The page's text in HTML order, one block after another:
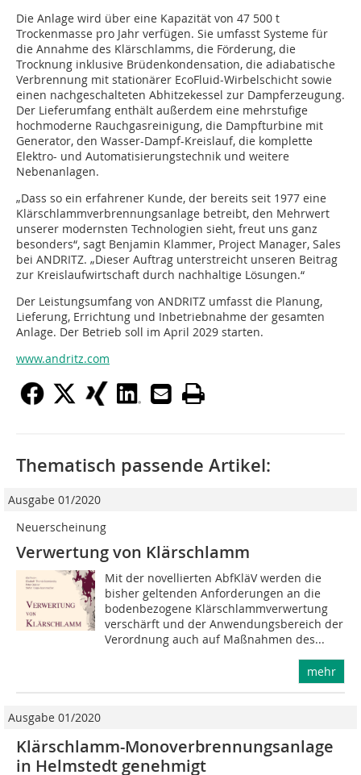
Die Anlage wird über eine Kapazität von 47 500 t
Trockenmasse pro Jahr verfügen. Sie umfasst Systeme für
die Annahme des Klärschlamms, die Förderung, die
Trocknung inklusive Brüdenkondensation, die adiabatische
Verbrennung mit stationärer EcoFluid-Wirbelschicht sowie
einen nachgeschalteten Abhitzekessel zur Dampferzeugung.
Der Lieferumfang enthält außerdem eine mehrstufige
hochmoderne Rauchgasreinigung, die Dampfturbine mit
Generator, den Wasser-Dampf-Kreislauf, die komplette
Elektro- und Automatisierungstechnik und weitere
Nebenanlagen.
„Dass so ein erfahrener Kunde, der bereits seit 1977 eine
Klärschlammverbrennungsanlage betreibt, den Mehrwert
unserer modernsten Technologien sieht, freut uns ganz
besonders“, sagt Benjamin Klammer, Project Manager, Sales
bei ANDRITZ. „Dieser Auftrag unterstreicht unseren Beitrag
zur Kreislaufwirtschaft durch nachhaltige Lösungen.“
Der Leistungsumfang von ANDRITZ umfasst die Planung,
Lieferung, Errichtung und Inbetriebnahme der gesamten
Anlage. Der Betrieb soll im April 2029 starten.
www.andritz.com
Thematisch passende Artikel:
Ausgabe 01/2020
Neuerscheinung
Verwertung von Klärschlamm
Mit der novellierten AbfKläV werden die
bisher geltenden Anforderungen an die
bodenbezogene Klärschlammverwertung
verschärft und der Anwendungsbereich der
Verordnung auch auf Maßnahmen des...
mehr
Ausgabe 01/2020
Klärschlamm-Monoverbrennungsanlage
in Helmstedt genehmigt